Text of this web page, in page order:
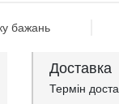
бажань
Доставка
Термін